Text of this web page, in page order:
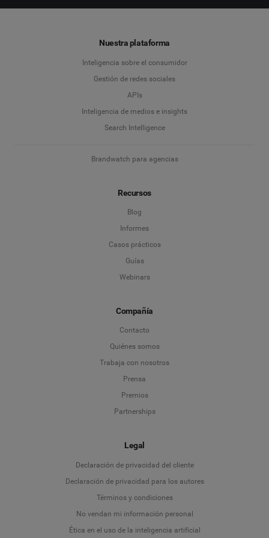
Nuestra plataforma
Inteligencia sobre el consumidor
Gestión de redes sociales
APIs
Inteligencia de medios e insights
Search Intelligence
Brandwatch para agencias
Recursos
Blog
Informes
Casos prácticos
Guías
Webinars
Compañía
Contacto
Quiénes somos
Trabaja con nosotros
Prensa
Premios
Partnerships
Legal
Declaración de privacidad del cliente
Declaración de privacidad para los autores
Términos y condiciones
No vendan mi información personal
Ética en el uso de la inteligencia artificial
Language
Deutsch